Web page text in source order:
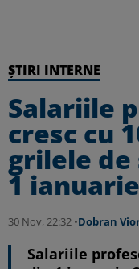
ȘTIRI INTERNE
Salariile
cresc cu
grilele de
1
30 Nov, 22:32 •Dobran
Salariile